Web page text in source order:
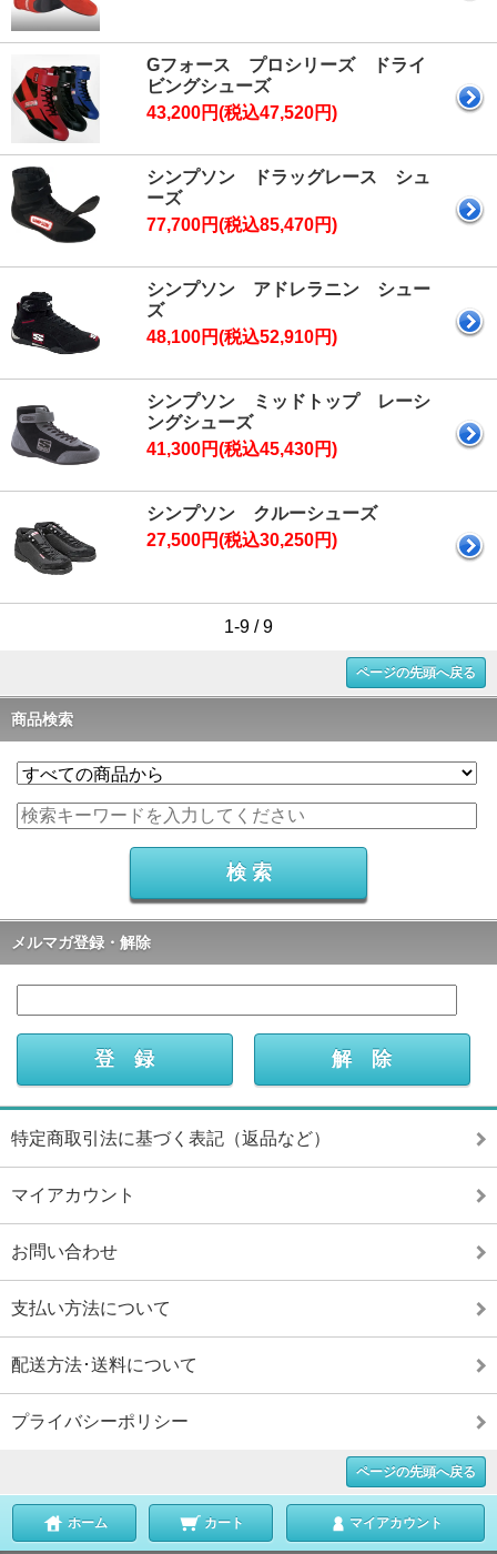
Gフォース プロシリーズ ドライ
ビングシューズ
43,200円(税込47,520円)
シンプソン ドラッグレース シュ
ーズ
77,700円(税込85,470円)
シンプソン アドレラニン シュー
ズ
48,100円(税込52,910円)
シンプソン ミッドトップ レーシ
ングシューズ
41,300円(税込45,430円)
シンプソン クルーシューズ
27,500円(税込30,250円)
1-9 / 9
ページの先頭へ戻る
商品検索
メルマガ登録・解除
特定商取引法に基づく表記（返品など）
マイアカウント
お問い合わせ
支払い方法について
配送方法･送料について
プライバシーポリシー
ページの先頭へ戻る
ホーム カート マイアカウント